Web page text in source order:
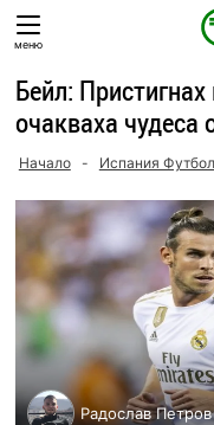
Skip
toменю
Бейл:
очакваха чудеса
Начало - Испания
Радослав Петров